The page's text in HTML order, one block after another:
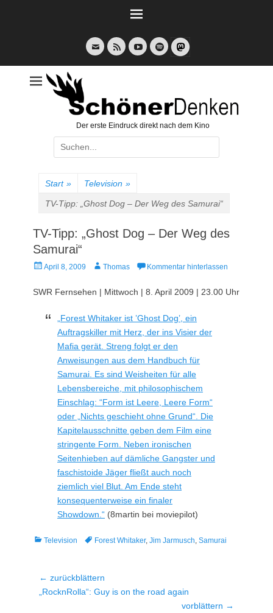
E-
Mail
Feed YouTubeSpotify
Der erste Eindruck direkt nach dem Kino
Suche
nach:
Start » Television »
TV-Tipp: „Ghost Dog – Der Weg des Samurai“
TV-Tipp: „Ghost Dog – Der Weg des
Samurai“
Veröffentlicht
April 8, 2009 AutorThomas Kommentar hinterlassen
SWR Fernsehen | Mittwoch | 8. April 2009 | 23.00 Uhr
„Forest Whitaker ist ’Ghost Dog’, ein
Auftragskiller mit Herz, der ins Visier der
Mafia gerät. Streng folgt er den
Anweisungen aus dem Handbuch für
Samurai. Es sind Weisheiten für alle
Lebensbereiche, mit philosophischem
Einschlag: “Form ist Leere, Leere Form“
oder „Nichts geschieht ohne Grund“. Die
Kapitelausschnitte geben dem Film eine
stringente Form. Neben ironischen
Seitenhieben auf dämliche Gangster und
faschistoide Jäger fließt auch noch
ziemlich viel Blut. Am Ende steht
konsequenterweise ein finaler
Showdown.“ (8martin bei moviepilot)
Kategorien
Television TagsForest Whitaker, Jim Jarmusch, Samurai
Beitragsnavigation
← zurückblättern
Vorheriger
„RocknRolla“: Guy is on the road again
vorblättern →